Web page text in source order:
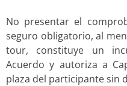
No presentar el
seguro obligatorio, al
tour, constituye un
Acuerdo y autoriza a
plaza del participante sin